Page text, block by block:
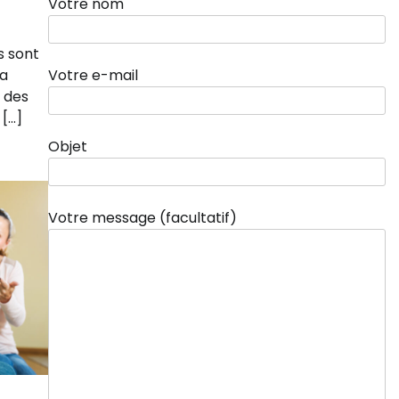
sont
Votre e-mail
Objet
Votre message (facultatif)